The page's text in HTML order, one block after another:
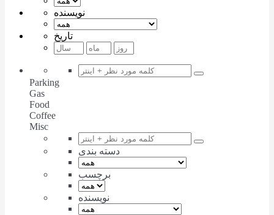
نویسنده
تاریخ
Parking
Gas
Food
Coffee
Misc
دسته بندی
برچسب
نویسنده